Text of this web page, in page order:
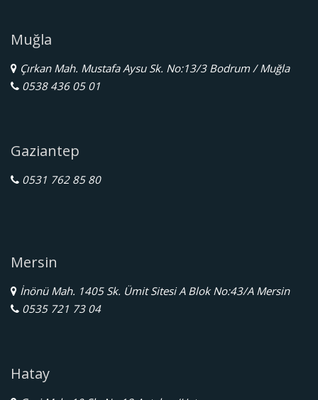
Muğla
Çırkan Mah. Mustafa Aysu Sk. No:13/3 Bodrum / Muğla
0538 436 05 01
Gaziantep
0531 762 85 80
Mersin
İnönü Mah. 1405 Sk. Ümit Sitesi A Blok No:43/A Mersin
0535 721 73 04
Hatay